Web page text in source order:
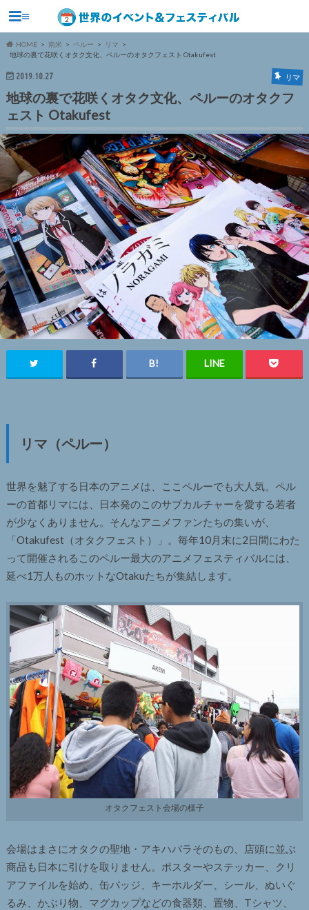
≡
HOME 南米 ペルー
リマ
地球の裏で花咲くオタク文化、ペルーのオタクフェスト Otakufest
2019.10.27 リマ
地球の裏で花咲くオタク文化、ペルーのオタクフ
ェスト Otakufest
リマ（ペルー）
世界を魅了する日本のアニメは、ここペルーでも大人気。ペル
ーの首都リマには、日本発のこのサブカルチャーを愛する若者
が少なくありません。そんなアニメファンたちの集いが、
「Otakufest（オタクフェスト）」。毎年10月末に2日間にわた
って開催されるこのペルー最大のアニメフェスティバルには、
延べ1万人ものホットなOtakuたちが集結します。
オタクフェスト会場の様子
会場はまさにオタクの聖地・アキハバラそのもの、店頭に並ぶ
商品も日本に引けを取りません。ポスターやステッカー、クリ
アファイルを始め、缶バッジ、キーホルダー、シール、ぬいぐ
るみ、かぶり物、マグカップなどの食器類、置物、Tシャツ、